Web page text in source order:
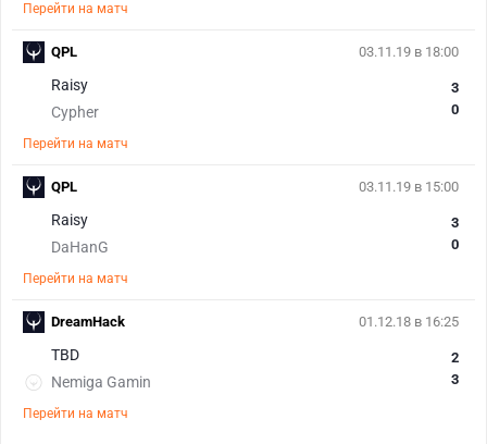
Перейти на матч
03.11.19 в 18:00
Raisy
Cypher
3
0
Перейти на матч
QPL
03.11.19 в 15:00
Raisy
DaHanG
3
0
Перейти на матч
QPL
01.12.18 в 16:25
TBD
Nemiga Gamin
2
3
Перейти на матч
DreamHack